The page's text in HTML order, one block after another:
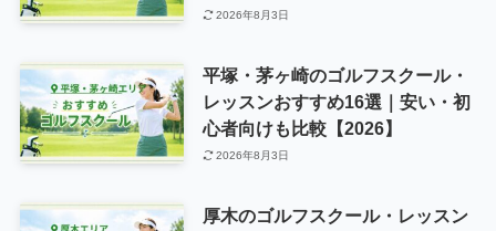
2026年8月3日
平塚・茅ヶ崎のゴルフスクール・
レッスンおすすめ16選｜安い・初
心者向けも比較【2026】
2026年8月3日
厚木のゴルフスクール・レッスン